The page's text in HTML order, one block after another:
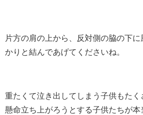
片方の肩の上から、反対側の脇の下
かりと結んであげてくださいね。
重たくて泣き出してしまう子供もた
懸命立ち上がろうとする子供たちが本